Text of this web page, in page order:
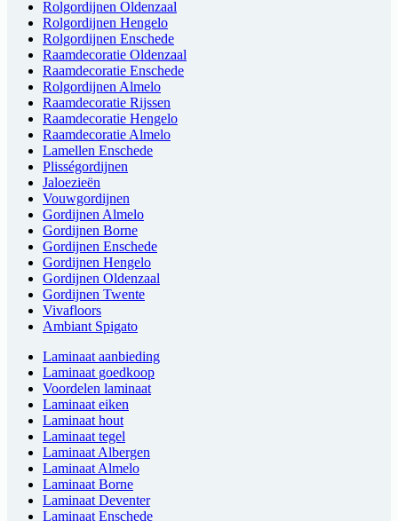
Rolgordijnen Oldenzaal
Rolgordijnen Hengelo
Rolgordijnen Enschede
Raamdecoratie Oldenzaal
Raamdecoratie Enschede
Rolgordijnen Almelo
Raamdecoratie Rijssen
Raamdecoratie Hengelo
Raamdecoratie Almelo
Lamellen Enschede
Plisségordijnen
Jaloezieën
Vouwgordijnen
Gordijnen Almelo
Gordijnen Borne
Gordijnen Enschede
Gordijnen Hengelo
Gordijnen Oldenzaal
Gordijnen Twente
Vivafloors
Ambiant Spigato
Laminaat aanbieding
Laminaat goedkoop
Voordelen laminaat
Laminaat eiken
Laminaat hout
Laminaat tegel
Laminaat Albergen
Laminaat Almelo
Laminaat Borne
Laminaat Deventer
Laminaat Enschede